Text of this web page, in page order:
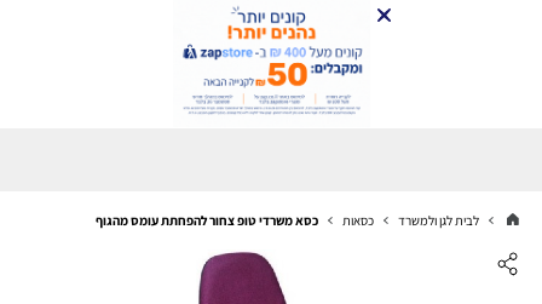
לבית לגן ולמשרד כסאות כסא משרדי טופ צחור להפחתת עומס מהגוף